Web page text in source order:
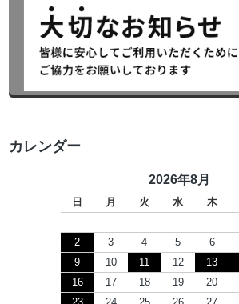
カレンダー
2026年8月
日 月 火 水 木
2
3 4 5 6
9
10 11 12 13
16
17 18 19 20